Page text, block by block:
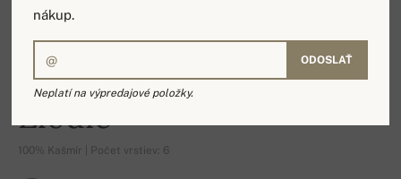
Elodie
100% Kašmír | Počet vrstiev: 6
nákup.
ODOSLAŤ
Neplatí na výpredajové položky.